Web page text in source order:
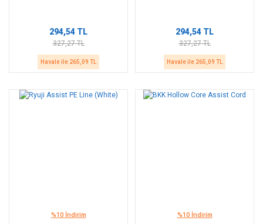
294,54 TL
327,27 TL
Havale ile 265,09 TL
294,54 TL
327,27 TL
Havale ile 265,09 TL
%10 İndirim %10 İndirim